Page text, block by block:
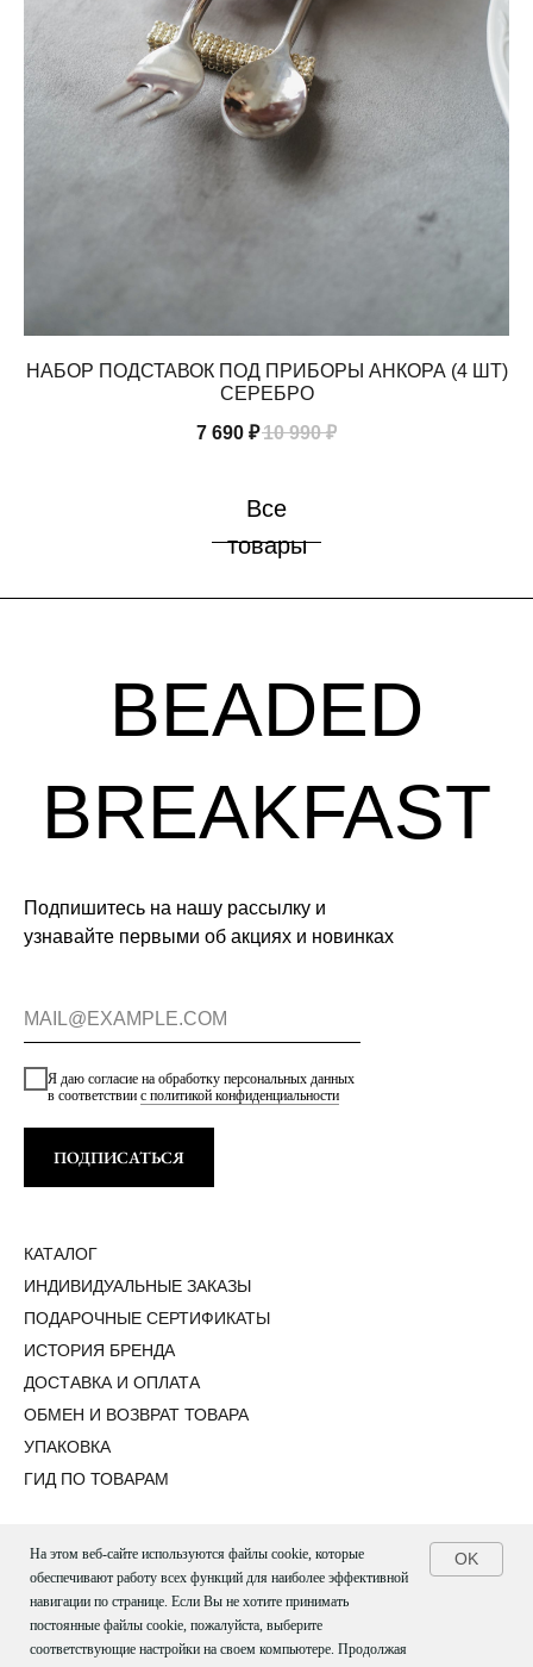
На этом веб-сайте используются файлы cookie, которые
обеспечивают работу всех функций для наиболее эффективной
навигации по странице. Если Вы не хотите принимать
постоянные файлы cookie, пожалуйста, выберите
соответствующие настройки на своем компьютере. Продолжая
OK
НАБОР ПОДСТАВОК ПОД ПРИБОРЫ АНКОРА (4 ШТ)
СЕРЕБРО
7 690 ₽10 990 ₽
Все
товары
Я даю согласие на обработку персональных данных
в соответствии с политикой конфиденциальности
ПОДПИСАТЬСЯ
Подпишитесь на нашу рассылку и
узнавайте первыми об акциях и новинках
КАТАЛОГ
ИНДИВИДУАЛЬНЫЕ ЗАКАЗЫ
ПОДАРОЧНЫЕ СЕРТИФИКАТЫ
ИСТОРИЯ БРЕНДА
ДОСТАВКА И ОПЛАТА
ОБМЕН И ВОЗВРАТ ТОВАРА
УПАКОВКА
ГИД ПО ТОВАРАМ
© 2022-2024 BEADED BREAKFAST
+7 (495) 975-90-39